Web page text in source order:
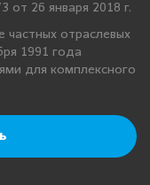
26 января 2018 г.
частных отраслевых
1991 года
для комплексного